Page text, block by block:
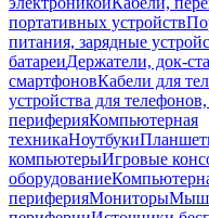
портативных устройств
питания, зарядные
батареиДержатели, док-
смартфоновКабели для
устройства для
периферияКомпьютерная
техникаНоутбуки
компьютерыИгровые
оборудование
периферияМониторы